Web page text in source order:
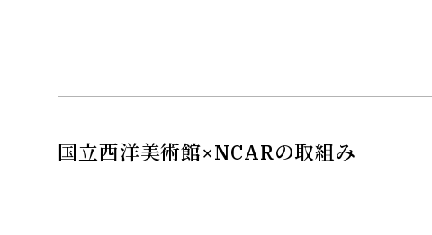
国立西洋美術館×NCARの取組み